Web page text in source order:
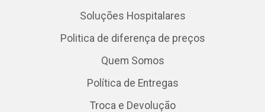
Soluções Hospitalares
Politica de diferença de preços
Quem Somos
Política de Entregas
Troca e Devolução